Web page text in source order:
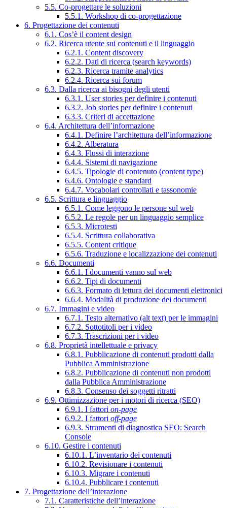
5.5. Co-progettare le soluzioni
5.5.1. Workshop di co-progettazione
6. Progettazione dei contenuti
6.1. Cos’è il content design
6.2. Ricerca utente sui contenuti e il linguaggio
6.2.1. Content discovery
6.2.2. Dati di ricerca (search keywords)
6.2.3. Ricerca tramite analytics
6.2.4. Ricerca sui forum
6.3. Dalla ricerca ai bisogni degli utenti
6.3.1. User stories per definire i contenuti
6.3.2. Job stories per definire i contenuti
6.3.3. Criteri di accettazione
6.4. Architettura dell’informazione
6.4.1. Definire l’architettura dell’informazione
6.4.2. Alberatura
6.4.3. Flussi di interazione
6.4.4. Sistemi di navigazione
6.4.5. Tipologie di contenuto (content type)
6.4.6. Ontologie e standard
6.4.7. Vocabolari controllati e tassonomie
6.5. Scrittura e linguaggio
6.5.1. Come leggono le persone sul web
6.5.2. Le regole per un linguaggio semplice
6.5.3. Microtesti
6.5.4. Scrittura collaborativa
6.5.5. Content critique
6.5.6. Traduzione e localizzazione dei contenuti
6.6. Documenti
6.6.1. I documenti vanno sul web
6.6.2. Tipi di documenti
6.6.3. Formato di lettura dei documenti elettronici
6.6.4. Modalità di produzione dei documenti
6.7. Immagini e video
6.7.1. Testo alternativo (alt text) per le immagini
6.7.2. Sottotitoli per i video
6.7.3. Trascrizioni per i video
6.8. Proprietà intellettuale e privacy
6.8.1. Pubblicazione di contenuti prodotti dalla
Pubblica Amministrazione
6.8.2. Pubblicazione di contenuti non prodotti
dalla Pubblica Amministrazione
6.8.3. Consenso dei soggetti ritratti
6.9. Ottimizzazione per i motori di ricerca (SEO)
6.9.1. I fattori on-page
6.9.2. I fattori off-page
6.9.3. Strumenti di diagnostica SEO: Search
Console
6.10. Gestire i contenuti
6.10.1. L’inventario dei contenuti
6.10.2. Revisionare i contenuti
6.10.3. Migrare i contenuti
6.10.4. Pubblicare i contenuti
7. Progettazione dell’interazione
7.1. Caratteristiche dell’interazione